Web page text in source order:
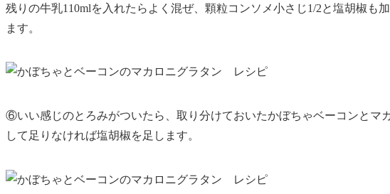
残りの牛乳110mlを入れたらよく混ぜ、顆粒コンソメ小さじ1/2と塩胡椒も
ます。
⑥いい感じのとろみがついたら、取り分けておいたかぼちゃベーコンとマ
して足りなければ塩胡椒を足します。